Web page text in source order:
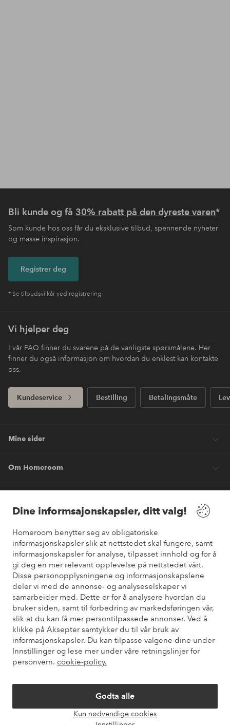
Dine informsajonskapsler, ditt valg!
Homeroom benytter seg av obligatoriske
informasjonskapsler slik at nettstedet skal fungere, samt
informasjonskapsler for analyse, tilpasset innhold og for å
gi deg en mer relevant opplevelse på nettstedet vårt.
Disse personopplysningene og informasjonskapslene
deler vi med de annonse- og analyseselskaper vi
samarbeider med. Dette er for å analysere hvordan du
bruker siden, samt til forbedring av markedsføringen vår,
slik at du kan få mer persontilpassede annonser. Ved å
klikke på Aksepter samtykker du til vår bruk av
informasjonskapsler. Du kan tilpasse valgene dine under
Innstillinger og lese mer under våre retningslinjer for
personvern. cookie-policy.
Godta alle
Kun nødvendige cookies
Bli kunde og få 30% rabatt på den dyreste varen*
Som kunde hos oss får du eksklusive tilbud, spennende nyheter
og masse inspirasjon.
Registrer deg
* Se tilbudsvilkår ved registrering
Vi hjelper deg
I vår FAQ finner du svarene på de vanligste spørsmålene. Her
finner du også informasjon om hvordan du enklest kan kontakte
oss.
Kundeservice Bestilling Betalingsmåte
Mine sider
Om Homeroom
Venner
Sikre betalinger
Vil du vite mer om våre betalingsalternativer?
elpy